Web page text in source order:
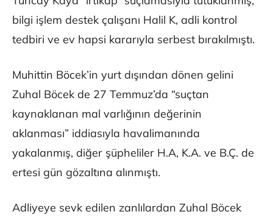
bilgi işlem destek çalışanı Halil K, adli kontrol
tedbiri ve ev hapsi kararıyla serbest bırakılmıştı.
Muhittin Böcek’in yurt dışından dönen gelini
Zuhal Böcek de 27 Temmuz’da “suçtan
kaynaklanan mal varlığının değerinin
aklanması” iddiasıyla havalimanında
yakalanmış, diğer şüpheliler H.A, K.A. ve B.Ç. de
ertesi gün gözaltına alınmıştı.
Adliyeye sevk edilen zanlılardan Zuhal Böcek